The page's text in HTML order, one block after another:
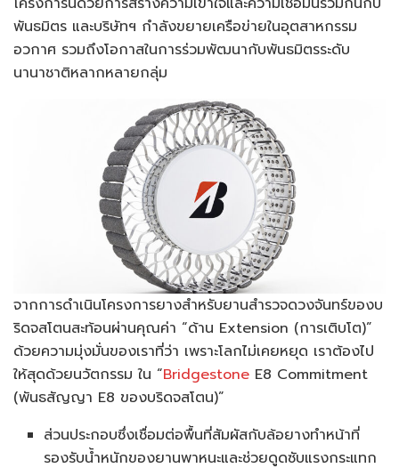
พันธมิตร และบริษัทฯ กำลังขยายเครือข่ายในอุตสาหกรรม
อวกาศ รวมถึงโอกาสในการร่วมพัฒนากับพันธมิตรระดับ
นานาชาติหลากหลายกลุ่ม
จากการดำเนินโครงการยางสำหรับยานสำรวจดวงจันทร์ของบ
ริดจสโตนสะท้อนผ่านคุณค่า “ด้าน Extension (การเติบโต)”
ด้วยความมุ่งมั่นของเราที่ว่า เพราะโลกไม่เคยหยุด เราต้องไป
ให้สุดด้วยนวัตกรรม ใน “Bridgestone E8 Commitment
(พันธสัญญา E8 ของบริดจสโตน)”
ส่วนประกอบซึ่งเชื่อมต่อพื้นที่สัมผัสกับล้อยางทำหน้าที่
รองรับน้ำหนักของยานพาหนะและช่วยดูดซับแรงกระแทก